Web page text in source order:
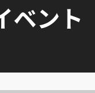
ベント